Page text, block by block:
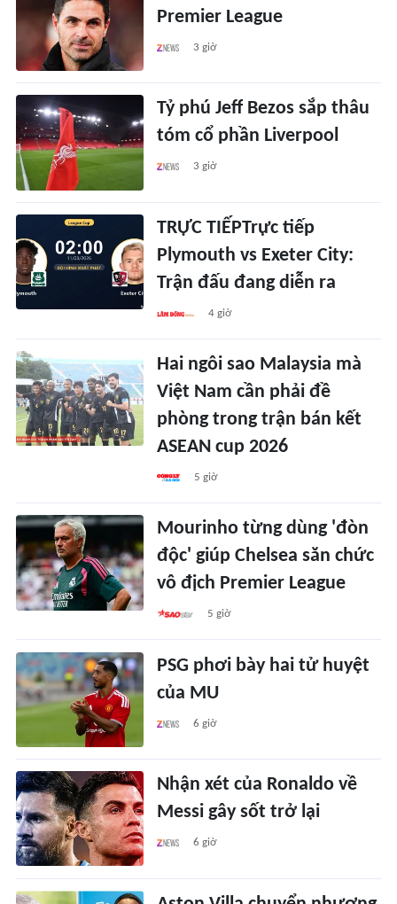
Premier League
3 giờ
Tỷ phú Jeff Bezos sắp thâu
tóm cổ phần Liverpool
3 giờ
TRỰC TIẾPTrực tiếp
Plymouth vs Exeter City:
Trận đấu đang diễn ra
4 giờ
Hai ngôi sao Malaysia mà
Việt Nam cần phải đề
phòng trong trận bán kết
ASEAN cup 2026
5 giờ
Mourinho từng dùng 'đòn
độc' giúp Chelsea săn chức
vô địch Premier League
5 giờ
PSG phơi bày hai tử huyệt
của MU
6 giờ
Nhận xét của Ronaldo về
Messi gây sốt trở lại
6 giờ